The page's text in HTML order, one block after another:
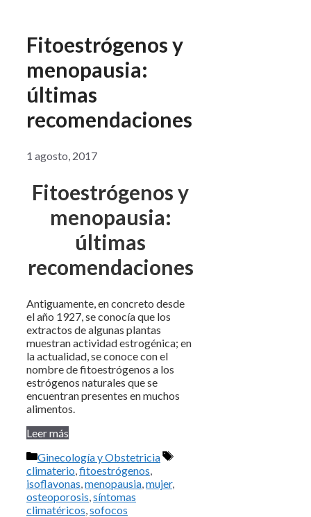
Fitoestrógenos y
menopausia:
últimas
recomendaciones
1 agosto, 2017
Fitoestrógenos y
menopausia:
últimas
recomendaciones
Antiguamente, en concreto desde
el año 1927, se conocía que los
extractos de algunas plantas
muestran actividad estrogénica; en
la actualidad, se conoce con el
nombre de fitoestrógenos a los
estrógenos naturales que se
encuentran presentes en muchos
alimentos.
Leer más
Categorías
Ginecología y Obstetricia
Etiquetas
climaterio fitoestrógenos
isoflavonas menopausia mujer,
osteoporosis síntomas
climatéricos sofocos